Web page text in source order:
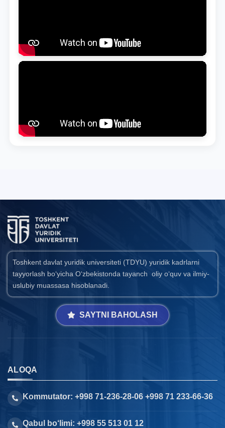
Toshkent davlat yuridik universiteti (TDYU) yuridik kadrlarni
tayyorlash bo‘yicha O‘zbekistonda tayanch oliy o‘quv va ilmiy-
uslubiy muassasa hisoblanadi.
SAYTNI BAHOLASH
ALOQA
Kommutator: +998 71-236-28-06 +998 71 233-66-36
Qabul bo‘limi: +998 55 513 01 12